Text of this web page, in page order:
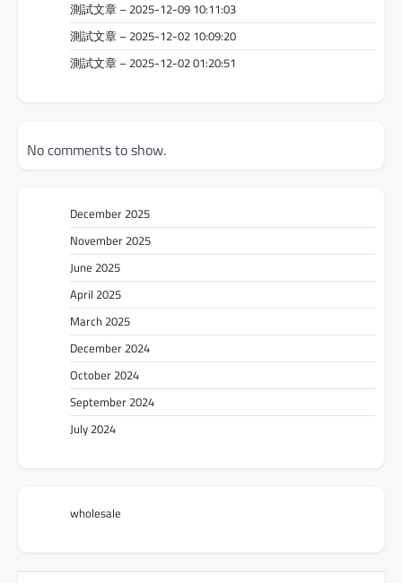
測試文章 – 2025-12-09 10:11:03
測試文章 – 2025-12-02 10:09:20
測試文章 – 2025-12-02 01:20:51
No comments to show.
December 2025
November 2025
June 2025
April 2025
March 2025
December 2024
October 2024
September 2024
July 2024
wholesale